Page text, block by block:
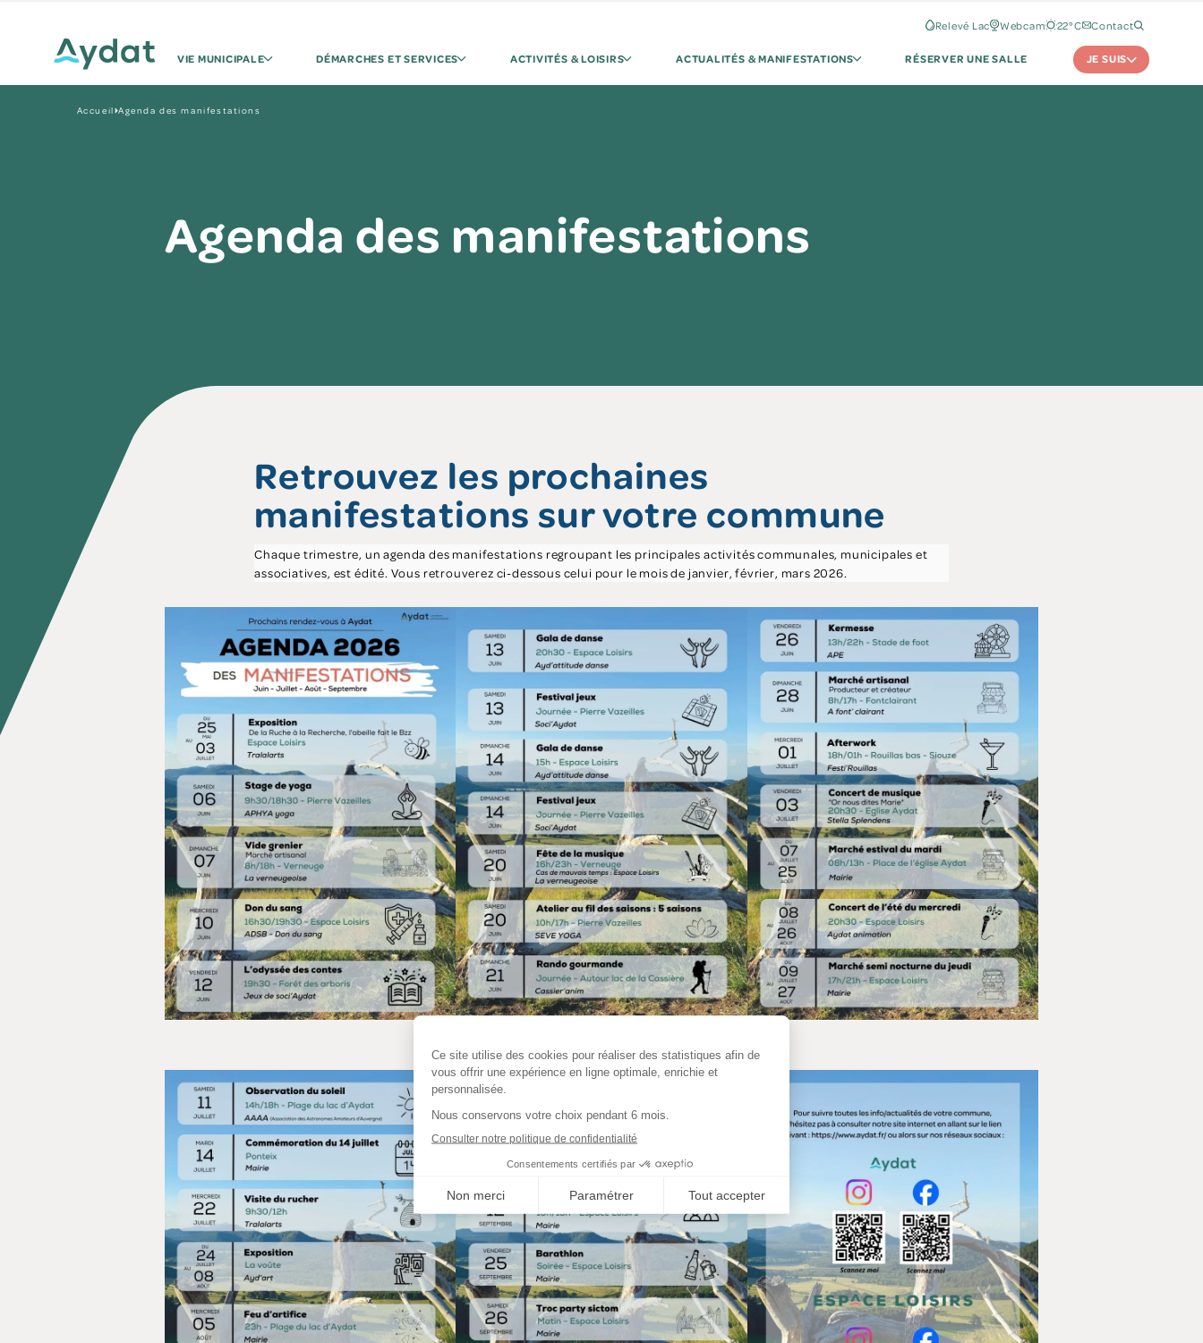
Relevé Lac Webcam 22°C Contact
VIE MUNICIPALE DÉMARCHES ET SERVICES ACTIVITÉS & LOISIRS ACTUALITÉS & MANIFESTATIONS RÉSERVER UNE SALLE JE SUIS
Accueil Agenda des manifestations
Agenda des manifestations
Retrouvez les prochaines
manifestations sur votre commune
Chaque trimestre, un agenda des manifestations regroupant les principales activités communales, municipales et
associatives, est édité. Vous retrouverez ci-dessous celui pour le mois de janvier, février, mars 2026.